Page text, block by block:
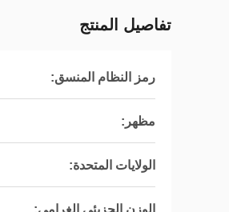
تفاصيل المنتج
رمز النظام المنسق:
مظهر:
الولايات المتحدة:
الوزن الجزيئي الغرامي: